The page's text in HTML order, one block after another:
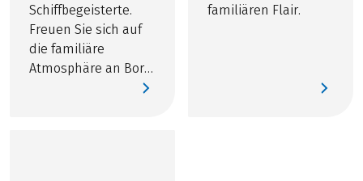
Schiffbegeisterte.
Freuen Sie sich auf
die familiäre
Atmosphäre an Bord
familiären Flair.